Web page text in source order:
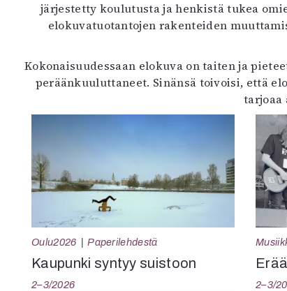
järjestetty koulutusta ja henkistä tukea
elokuvatuotantojen rakenteiden
Kokonaisuudessaan elokuva on taiten ja
peräänkuuluttaneet. Sinänsä toivoisi, että
tarjoaa
Oulu2026 Paperilehdestä
Kaupunki syntyy suistoon
2–3/2026 2–3/